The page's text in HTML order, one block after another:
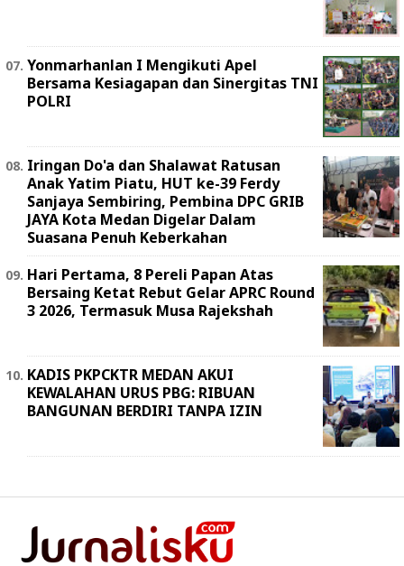
Yonmarhanlan I Mengikuti Apel
Bersama Kesiagapan dan Sinergitas TNI
POLRI
Iringan Do'a dan Shalawat Ratusan
Anak Yatim Piatu, HUT ke-39 Ferdy
Sanjaya Sembiring, Pembina DPC GRIB
JAYA Kota Medan Digelar Dalam
Suasana Penuh Keberkahan
Hari Pertama, 8 Pereli Papan Atas
Bersaing Ketat Rebut Gelar APRC Round
3 2026, Termasuk Musa Rajekshah
KADIS PKPCKTR MEDAN AKUI
KEWALAHAN URUS PBG: RIBUAN
BANGUNAN BERDIRI TANPA IZIN